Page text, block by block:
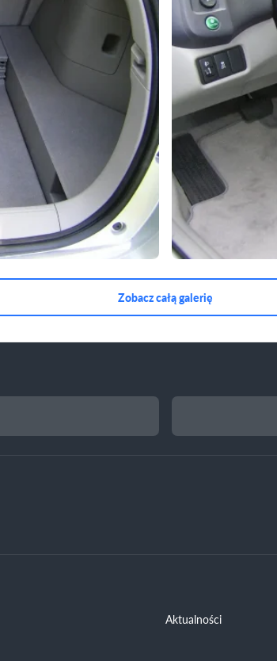
Zobacz całą galerię
Aktualności